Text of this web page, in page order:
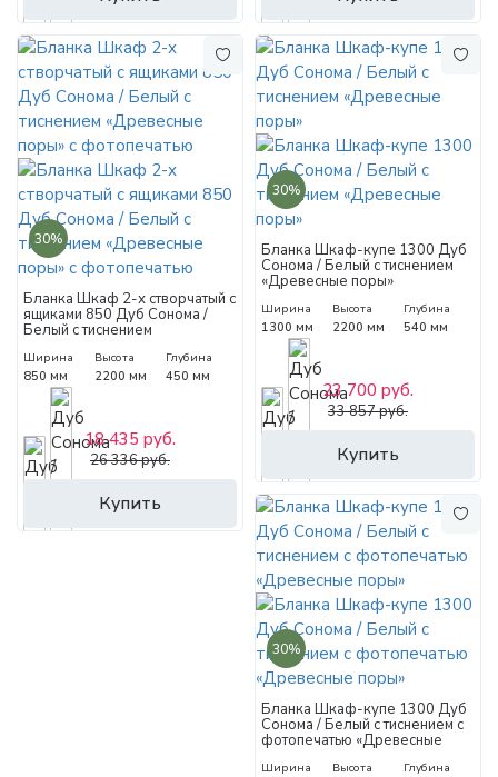
30%
Бланка Шкаф 2-х створчатый с
ящиками 850 Дуб Сонома /
Белый с тиснением
фотопечатью
Ширина
850 мм
Высота
2200 мм
Глубина
450 мм
Купить
18 435 руб.
26 336 руб.
30%
Бланка Шкаф-купе 1300 Дуб
Сонома / Белый с тиснением
«Древесные поры»
Ширина
1300 мм
Высота
2200 мм
Глубина
540 мм
Купить
23 700 руб.
33 857 руб.
30%
Бланка Шкаф-купе 1300 Дуб
Сонома / Белый с тиснением с
фотопечатью «Древесные
Ширина Высота Глубина